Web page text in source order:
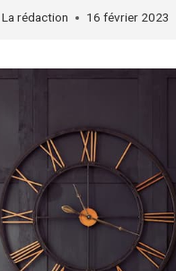
La rédaction 16 février 2023